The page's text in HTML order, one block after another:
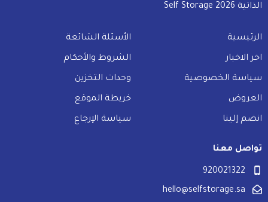
الذاتية Self Storage 2026
الرئيسية الأسئلة الشائعة
اخر الاخبار الشروط والأحكام
سياسة الخصوصية وحدات التخزين
العروض خريطة الموقع
انضم إلينا سياسة الإرجاع
تواصل معنا
920021322
hello@selfstorage.sa